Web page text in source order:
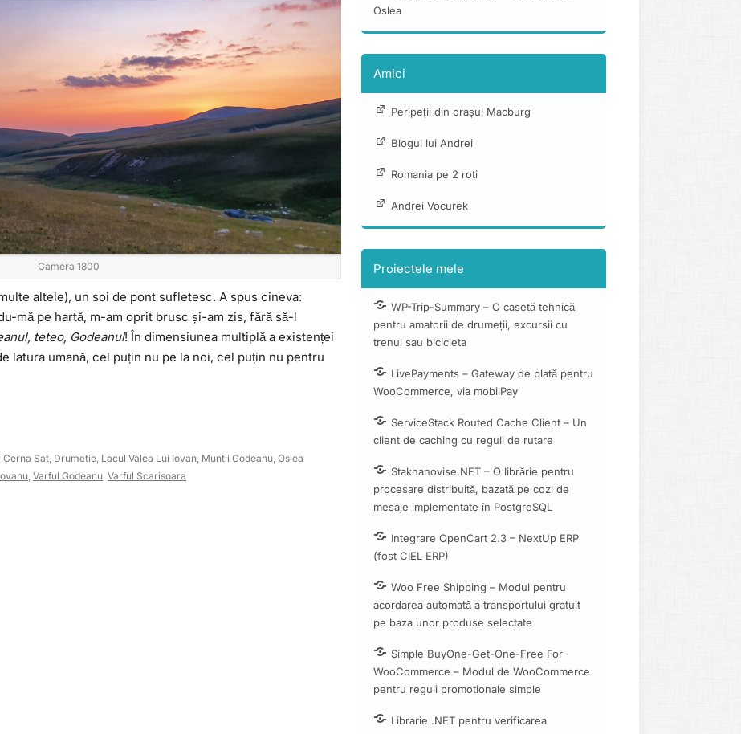
Camera 1800
altele), un soi de pont sufletesc. A spus cineva:
mă pe hartă, m-am oprit brusc și-am zis, fără să-l
teteo, Godeanul! În dimensiunea multiplă a existenței
latura umană, cel puțin nu pe la noi, cel puțin nu pentru
Cerna Sat Drumetie Lacul Valea Lui Iovan Muntii Godeanu Oslea
Varful Godeanu Varful Scarisoara
Oslea
Amici
Peripeții din orașul Macburg
Blogul lui Andrei
Romania pe 2 roti
Andrei Vocurek
Proiectele mele
WP-Trip-Summary – O casetă tehnică
pentru amatorii de drumeții, excursii cu
trenul sau bicicleta
LivePayments – Gateway de plată pentru
WooCommerce, via mobilPay
ServiceStack Routed Cache Client – Un
client de caching cu reguli de rutare
Stakhanovise.NET – O librărie pentru
procesare distribuită, bazată pe cozi de
mesaje implementate în PostgreSQL
Integrare OpenCart 2.3 – NextUp ERP
(fost CIEL ERP)
Woo Free Shipping – Modul pentru
acordarea automată a transportului gratuit
pe baza unor produse selectate
Simple BuyOne-Get-One-Free For
WooCommerce – Modul de WooCommerce
pentru reguli promotionale simple
Librarie .NET pentru verificarea